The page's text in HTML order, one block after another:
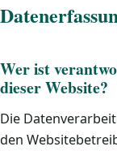
Wer ist
dieser Website?
Die
den